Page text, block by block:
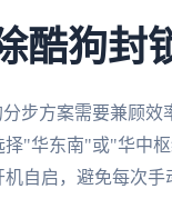
酷狗封
步方案需要兼顾效
"华东南"或"华中
自启，避免每次手